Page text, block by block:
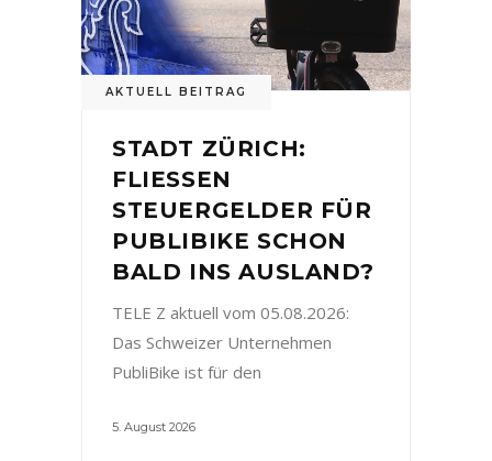
AKTUELL BEITRAG
STADT ZÜRICH:
FLIESSEN
STEUERGELDER FÜR
PUBLIBIKE SCHON
BALD INS AUSLAND?
TELE Z aktuell vom 05.08.2026:
Das Schweizer Unternehmen
PubliBike ist für den
5. August 2026